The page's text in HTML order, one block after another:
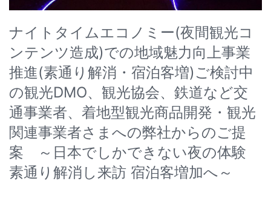
ナイトタイムエコノミー(夜間観光コ
ンテンツ造成)での地域魅力向上事業
推進(素通り解消・宿泊客増)ご検討中
の観光DMO、観光協会、鉄道など交
通事業者、着地型観光商品開発・観光
関連事業者さまへの弊社からのご提
案 ～日本でしかできない夜の体験
素通り解消し来訪 宿泊客増加へ～